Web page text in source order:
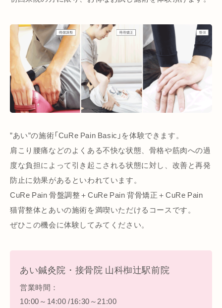
”あい”の施術「CuRe Pain Basic」を体験できます。
肩こり腰痛などのよくある不快な状態、骨格や筋肉への過
度な負担によって引き起こされる状態に対し、改善と再発
防止に効果があるといわれています。
CuRe Pain 骨盤調整＋CuRe Pain 背骨矯正＋CuRe Pain
猫背整体とあいの施術を満喫いただけるコースです。
ぜひこの機会に体験してみてください。
あい鍼灸院・接骨院 山科椥辻駅前院
営業時間：
10:00～14:00 /16:30～21:00